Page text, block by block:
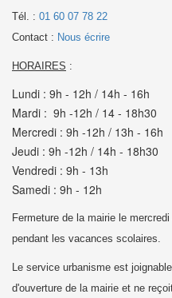
Tél. : 01 60 07 78 22
Contact : Nous écrire
HORAIRES :
Lundi : 9h - 12h / 14h - 16h
Mardi : 9h -12h / 14 - 18h30
Mercredi : 9h -12h / 13h - 16h
Jeudi : 9h -12h / 14h - 18h30
Vendredi : 9h - 13h
Samedi : 9h - 12h
Fermeture de la mairie le
pendant les vacances scolaires.
Le service urbanisme est
d'ouverture de la mairie et ne